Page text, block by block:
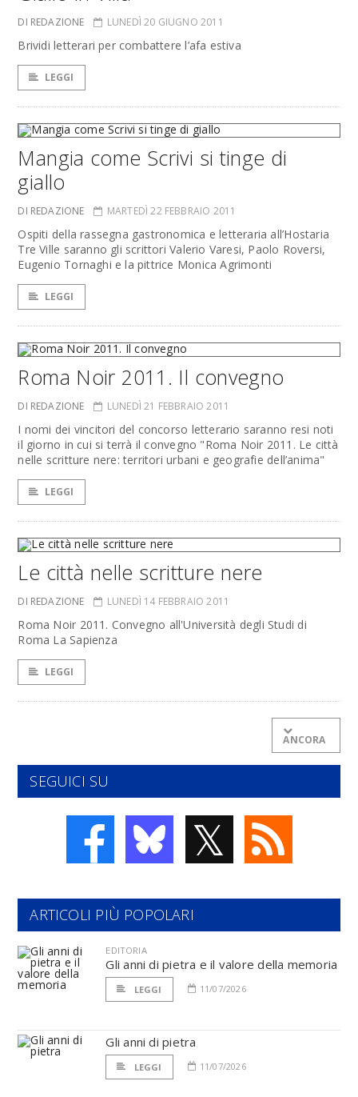
DI REDAZIONE LUNEDÌ 20 GIUGNO 2011
Brividi letterari per combattere l’afa estiva
LEGGI
Mangia come Scrivi si tinge di
giallo
DI REDAZIONE MARTEDÌ 22 FEBBRAIO 2011
Ospiti della rassegna gastronomica e letteraria all’Hostaria
Tre Ville saranno gli scrittori Valerio Varesi, Paolo Roversi,
Eugenio Tornaghi e la pittrice Monica Agrimonti
LEGGI
Roma Noir 2011. Il convegno
DI REDAZIONE LUNEDÌ 21 FEBBRAIO 2011
I nomi dei vincitori del concorso letterario saranno resi noti
il giorno in cui si terrà il convegno "Roma Noir 2011. Le città
nelle scritture nere: territori urbani e geografie dell’anima"
LEGGI
Le città nelle scritture nere
DI REDAZIONE LUNEDÌ 14 FEBBRAIO 2011
Roma Noir 2011. Convegno all'Università degli Studi di
Roma La Sapienza
LEGGI
ANCORA
SEGUICI SU
𝕏
ARTICOLI PIÙ POPOLARI
EDITORIA
Gli anni di pietra e il valore della memoria
LEGGI 11/07/2026
Gli anni di pietra
LEGGI 11/07/2026